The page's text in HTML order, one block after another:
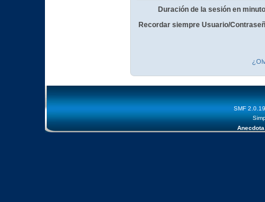
Duración de la sesión en
Recordar siempre Usuario/
SMF 2.0.19
Anecdota